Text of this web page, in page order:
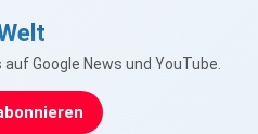
Google News und YouTube.